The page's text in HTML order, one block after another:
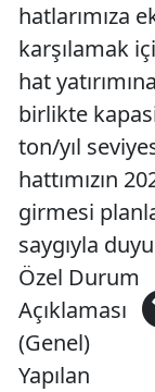
hatlarımıza
karşılamak
hat
birlikte
ton/yıl
hattımızın
girmesi
saygıyla
Özel Durum
Açıklaması
(Genel)
Yapılan